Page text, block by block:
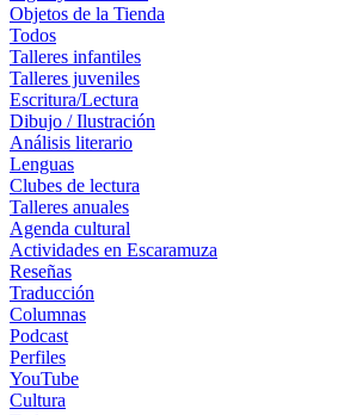
Objetos de la Tienda
Todos
Talleres infantiles
Talleres juveniles
Escritura/Lectura
Dibujo / Ilustración
Análisis literario
Lenguas
Clubes de lectura
Talleres anuales
Agenda cultural
Actividades en Escaramuza
Reseñas
Traducción
Columnas
Podcast
Perfiles
YouTube
Cultura